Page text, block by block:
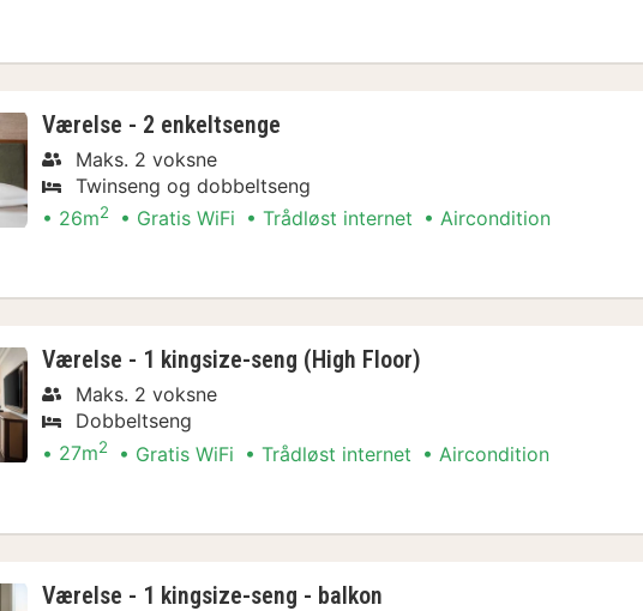
Værelse - 2 enkeltsenge
Maks. 2 voksne
Twinseng og dobbeltseng
26m2 Gratis WiFi Trådløst internet Aircondition
Værelse - 1 kingsize-seng (High Floor)
Maks. 2 voksne
Dobbeltseng
27m2 Gratis WiFi Trådløst internet Aircondition
Værelse - 1 kingsize-seng - balkon